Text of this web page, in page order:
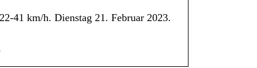
41 km/h. Dienstag 21. Februar 2023.